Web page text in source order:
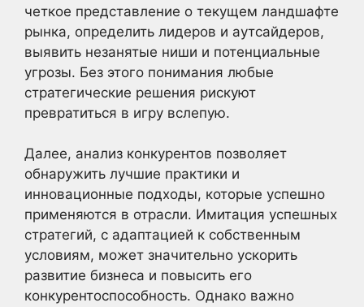
четкое представление о текущем ландшафте
рынка, определить лидеров и аутсайдеров,
выявить незанятые ниши и потенциальные
угрозы. Без этого понимания любые
стратегические решения рискуют
превратиться в игру вслепую.
Далее, анализ конкурентов позволяет
обнаружить лучшие практики и
инновационные подходы, которые успешно
применяются в отрасли. Имитация успешных
стратегий, с адаптацией к собственным
условиям, может значительно ускорить
развитие бизнеса и повысить его
конкурентоспособность. Однако важно